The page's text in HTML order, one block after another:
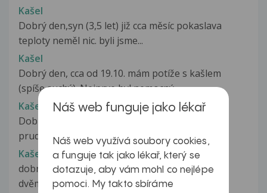
Kašel
Dobrý den,syn (3,5 let) již cca měsíc pokaslava
teploty neměl nic. byli jsme...
Kašel
Dobrý den, cca od 19.10. mám potíže s kašlem
(spíše suchý). Nejprve byl nemocný...
Kašel
Dobrý den trápí mě kašel a takové(chrčení na
pruduskach) jsem si jistý ze jde...
Kašel
dobry den prosimporadte mi dcera 3 roky před
dvěma tydny ochraptela dostala...
Náš web funguje jako lékař
Náš web využívá soubory cookies,
a funguje tak jako lékař, který se
dotazuje, aby vám mohl co nejlépe
pomoci. My takto sbíráme